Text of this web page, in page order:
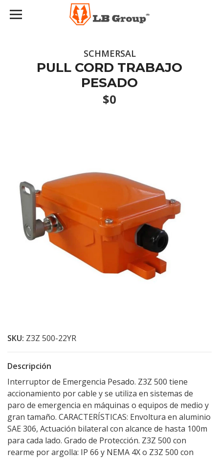
SCHMERSAL
PULL CORD TRABAJO
PESADO
$0
SKU: Z3Z 500-22YR
Descripción
Interruptor de Emergencia Pesado. Z3Z 500 tiene
accionamiento por cable y se utiliza en sistemas de
paro de emergencia en máquinas o equipos de medio y
gran tamaño. CARACTERÍSTICAS: Envoltura en aluminio
SAE 306, Actuación bilateral con alcance de hasta 100m
para cada lado. Grado de Protección. Z3Z 500 con
rearme por argolla: IP 66 y NEMA 4X o Z3Z 500 con